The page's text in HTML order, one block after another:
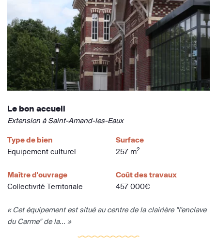
Le bon accueil
Extension à Saint-Amand-les-Eaux
Type de bien
Equipement culturel
Surface
257 m2
Maître d'ouvrage
Collectivité Territoriale
Coût des travaux
457 000€
« Cet équipement est situé au centre de la clairière "l'enclave
du Carme" de la... »